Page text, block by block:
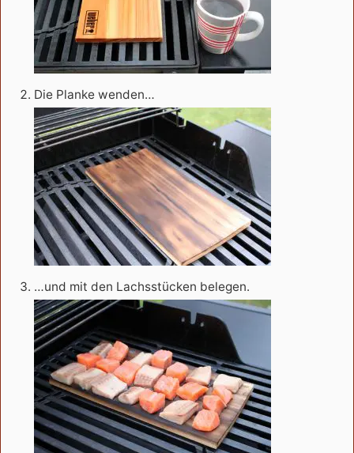
Die Planke wenden…
…und mit den Lachsstücken belegen.